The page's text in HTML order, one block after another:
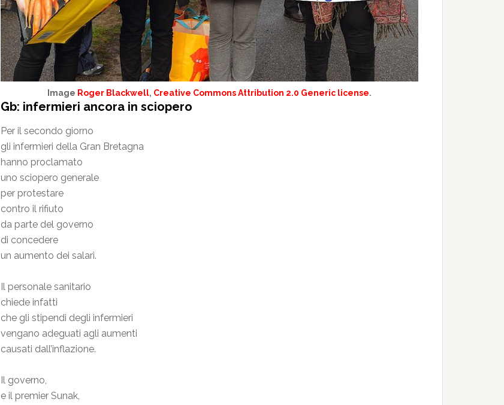
Image Roger Blackwell, Creative Commons Attribution 2.0 Generic license.
Gb: infermieri ancora in sciopero
Per il secondo giorno
gli infermieri della Gran Bretagna
hanno proclamato
uno sciopero generale
per protestare
contro il rifiuto
da parte del governo
di concedere
un aumento dei salari.
Il personale sanitario
chiede infatti
che gli stipendi degli infermieri
vengano adeguati agli aumenti
causati dall’inflazione.
Il governo,
e il premier Sunak,